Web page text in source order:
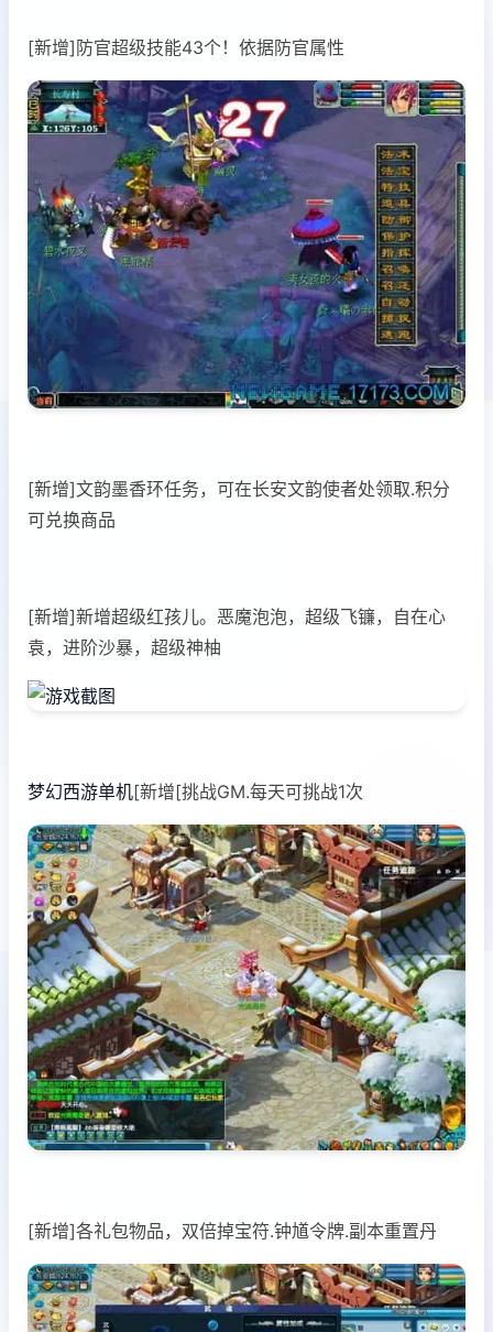
[新增]防官超级技能43个！依据防官属性
[新增]文韵墨香环任务，可在长安文韵使者处领取.积分
可兑换商品
[新增]新增超级红孩儿。恶魔泡泡，超级飞镰，自在心
袁，进阶沙暴，超级神柚
梦幻西游单机[新增[挑战GM.每天可挑战1次
[新增]各礼包物品，双倍掉宝符.钟馗令牌.副本重置丹